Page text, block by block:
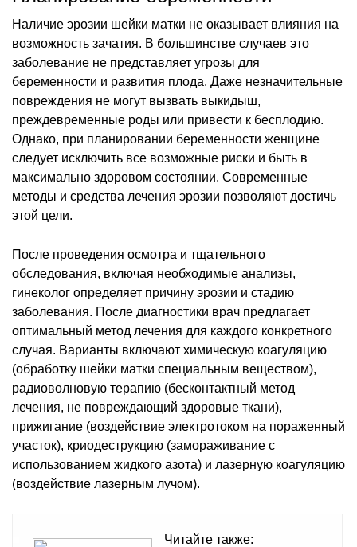
Наличие эрозии шейки матки не оказывает влияния на
возможность зачатия. В большинстве случаев это
заболевание не представляет угрозы для
беременности и развития плода. Даже незначительные
повреждения не могут вызвать выкидыш,
преждевременные роды или привести к бесплодию.
Однако, при планировании беременности женщине
следует исключить все возможные риски и быть в
максимально здоровом состоянии. Современные
методы и средства лечения эрозии позволяют достичь
этой цели.
После проведения осмотра и тщательного
обследования, включая необходимые анализы,
гинеколог определяет причину эрозии и стадию
заболевания. После диагностики врач предлагает
оптимальный метод лечения для каждого конкретного
случая. Варианты включают химическую коагуляцию
(обработку шейки матки специальным веществом),
радиоволновую терапию (бесконтактный метод
лечения, не повреждающий здоровые ткани),
прижигание (воздействие электротоком на пораженный
участок), криодеструкцию (замораживание с
использованием жидкого азота) и лазерную коагуляцию
(воздействие лазерным лучом).
Читайте также: